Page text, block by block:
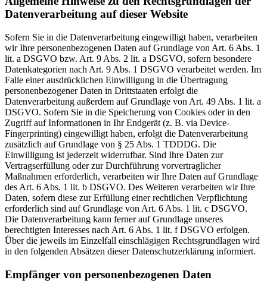
Datenverarbeitung auf dieser Website
Sofern Sie in die Datenverarbeitung eingewilligt haben, verarbeiten
wir Ihre personenbezogenen Daten auf Grundlage von Art. 6 Abs. 1
lit. a DSGVO bzw. Art. 9 Abs. 2 lit. a DSGVO, sofern besondere
Datenkategorien nach Art. 9 Abs. 1 DSGVO verarbeitet werden. Im
Falle einer ausdrücklichen Einwilligung in die Übertragung
personenbezogener Daten in Drittstaaten erfolgt die
Datenverarbeitung außerdem auf Grundlage von Art. 49 Abs. 1 lit. a
DSGVO. Sofern Sie in die Speicherung von Cookies oder in den
Zugriff auf Informationen in Ihr Endgerät (z. B. via Device-
Fingerprinting) eingewilligt haben, erfolgt die Datenverarbeitung
zusätzlich auf Grundlage von § 25 Abs. 1 TDDDG. Die
Einwilligung ist jederzeit widerrufbar. Sind Ihre Daten zur
Vertragserfüllung oder zur Durchführung vorvertraglicher
Maßnahmen erforderlich, verarbeiten wir Ihre Daten auf Grundlage
des Art. 6 Abs. 1 lit. b DSGVO. Des Weiteren verarbeiten wir Ihre
Daten, sofern diese zur Erfüllung einer rechtlichen Verpflichtung
erforderlich sind auf Grundlage von Art. 6 Abs. 1 lit. c DSGVO.
Die Datenverarbeitung kann ferner auf Grundlage unseres
berechtigten Interesses nach Art. 6 Abs. 1 lit. f DSGVO erfolgen.
Über die jeweils im Einzelfall einschlägigen Rechtsgrundlagen wird
in den folgenden Absätzen dieser Datenschutzerklärung informiert.
Empfänger von personenbezogenen Daten